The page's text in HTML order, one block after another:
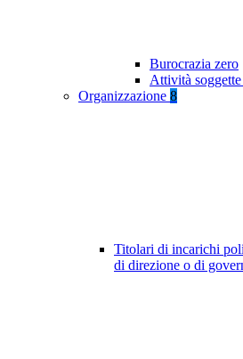
Burocrazia zero
Attività
Organizzazione 8
Titolari di incarichi
di direzione o di